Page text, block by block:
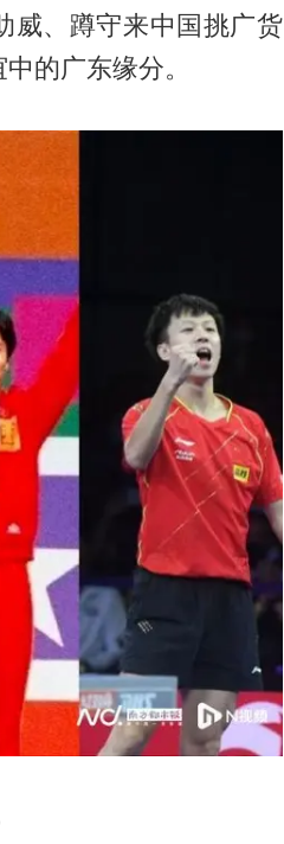
威、蹲守来中国挑广货
的广东缘分。